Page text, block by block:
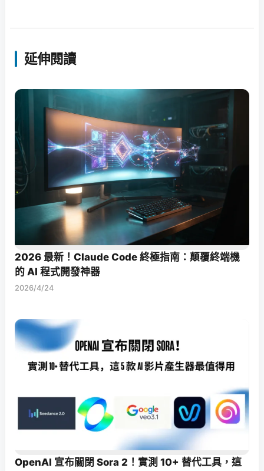
延伸閱讀
2026 最新！Claude Code 終極指南：顛覆終端機
的 AI 程式開發神器
2026/4/24
OpenAI 宣布關閉 Sora 2！實測 10+ 替代工具，這